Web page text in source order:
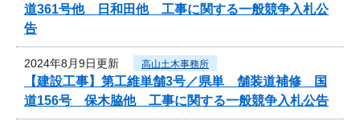
道361号他 日和田他 工事に関する一般競争入札公
告
2024年8月9日更新 高山土木事務所
【建設工事】第工維単舗3号／県単 舗装道補修 国
道156号 保木脇他 工事に関する一般競争入札公告